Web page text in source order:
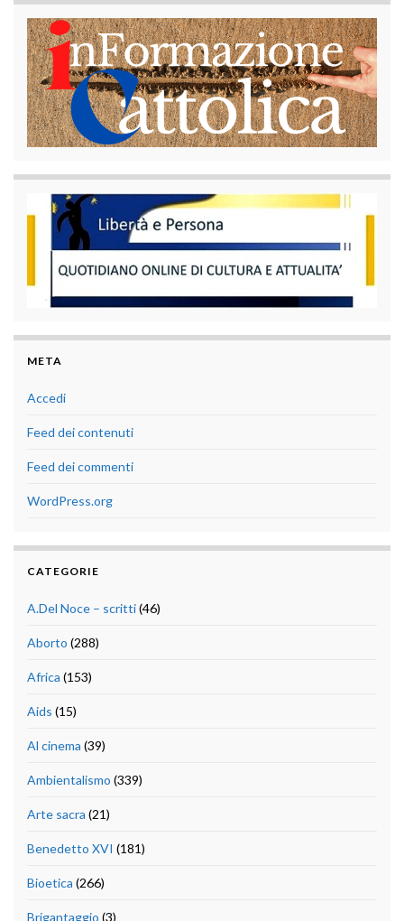
META
Accedi
Feed dei contenuti
Feed dei commenti
WordPress.org
CATEGORIE
A.Del Noce – scritti(46)
Aborto (288)
Africa (153)
Aids (15)
Al cinema (39)
Ambientalismo (339)
Arte sacra (21)
Benedetto XVI (181)
Bioetica (266)
Brigantaggio (3)